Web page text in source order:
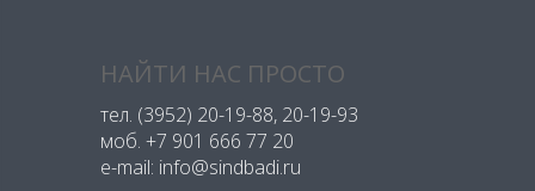
НАЙТИ НАС ПРОСТО
тел. (3952) 20-19-88, 20-19-93
моб. +7 901 666 77 20
e-mail: info@sindbadi.ru